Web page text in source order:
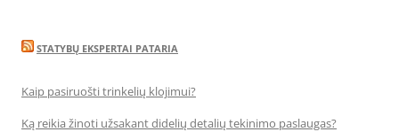
STATYBŲ EKSPERTAI PATARIA
Kaip pasiruošti trinkelių klojimui?
Ką reikia žinoti užsakant didelių detalių tekinimo paslaugas?